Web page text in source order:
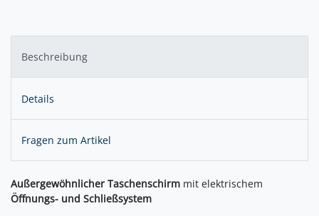
Beschreibung
Details
Fragen zum Artikel
Außergewöhnlicher Taschenschirm mit elektrischem
Öffnungs- und Schließsystem